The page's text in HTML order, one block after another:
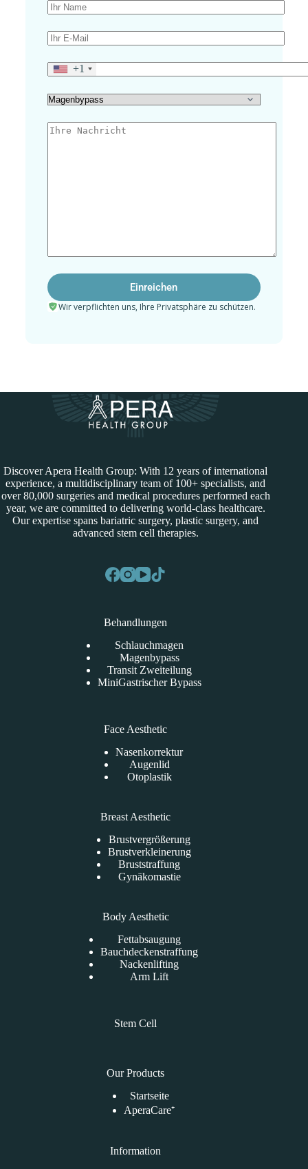
+1
Wir verpflichten uns, Ihre Privatsphäre zu schützen.
Discover Apera Health Group: With 12 years of international
experience, a multidisciplinary team of 100+ specialists, and
over 80,000 surgeries and medical procedures performed each
year, we are committed to delivering world-class healthcare.
Our expertise spans bariatric surgery, plastic surgery, and
advanced stem cell therapies.
Behandlungen
Schlauchmagen
Magenbypass
Transit Zweiteilung
MiniGastrischer Bypass
Face Aesthetic
Nasenkorrektur
Augenlid
Otoplastik
Breast Aesthetic
Brustvergrößerung
Brustverkleinerung
Bruststraffung
Gynäkomastie
Body Aesthetic
Fettabsaugung
Bauchdeckenstraffung
Nackenlifting
Arm Lift
Stem Cell
Our Products
Startseite
AperaCare⁺
Information